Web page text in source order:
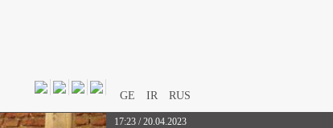
GE IR RUS
17:23 / 20.04.2023